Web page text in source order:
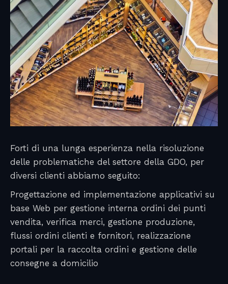
Forti di una lunga esperienza nella risoluzione
delle problematiche del settore della GDO, per
diversi clienti abbiamo seguito:
Progettazione ed implementazione applicativi su
base Web per gestione interna ordini dei punti
vendita, verifica merci, gestione produzione,
flussi ordini clienti e fornitori, realizzazione
portali per la raccolta ordini e gestione delle
consegne a domicilio